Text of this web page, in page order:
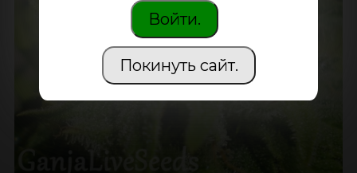
Войти.
Покинуть сайт.